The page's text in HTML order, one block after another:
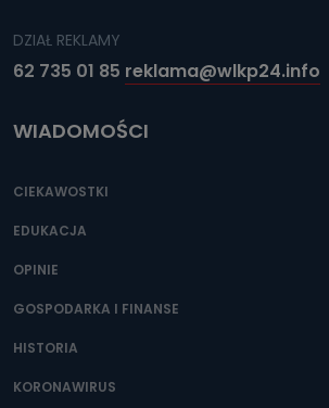
DZIAŁ REKLAMY
62 735 01 85 reklama@wlkp24.info
WIADOMOŚCI
CIEKAWOSTKI
EDUKACJA
OPINIE
GOSPODARKA I FINANSE
HISTORIA
KORONAWIRUS